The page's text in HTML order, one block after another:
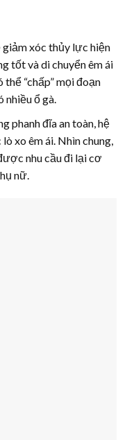
giảm xóc thủy lực hiện
tốt và di chuyển êm ái
“chấp” mọi đoạn
nhiều ổ gà.
phanh đĩa an toàn, hệ
xo êm ái. Nhìn chung,
nhu cầu đi lại cơ
nữ.